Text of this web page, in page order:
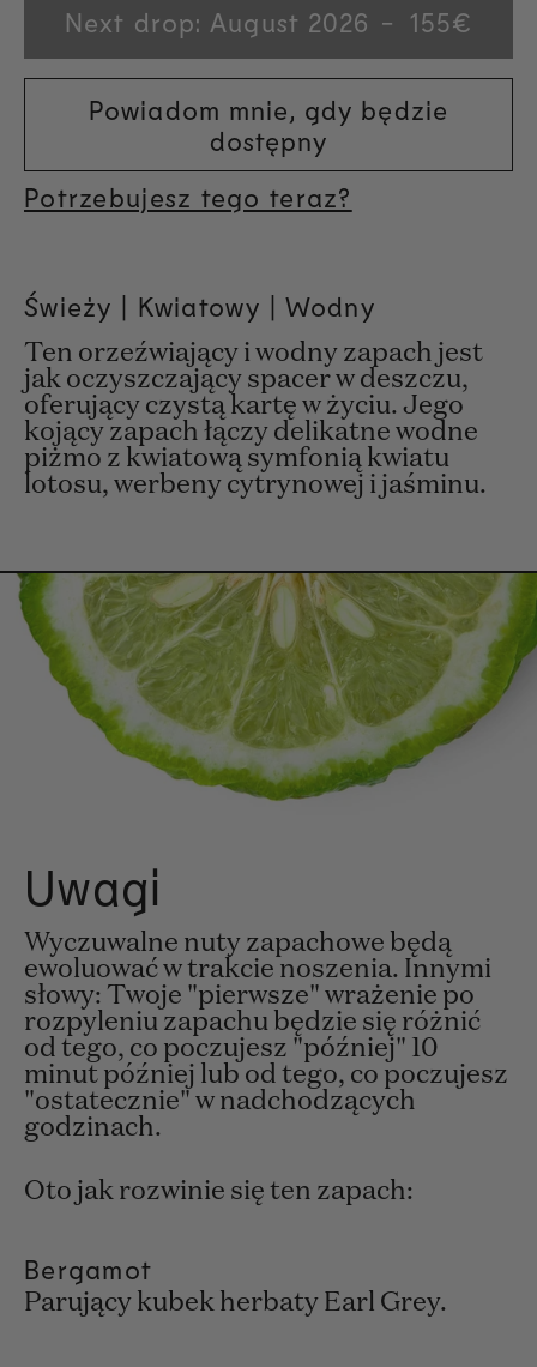
Next drop: August 2026
Regular
price
155€
Powiadom mnie, gdy będzie
dostępny
Potrzebujesz tego teraz?
Świeży | Kwiatowy | Wodny
Ten orzeźwiający i wodny zapach jest
jak oczyszczający spacer w deszczu,
oferujący czystą kartę w życiu. Jego
kojący zapach łączy delikatne wodne
piżmo z kwiatową symfonią kwiatu
lotosu, werbeny cytrynowej i jaśminu.
Uwagi
Wyczuwalne nuty zapachowe będą
ewoluować w trakcie noszenia. Innymi
słowy: Twoje "pierwsze" wrażenie po
rozpyleniu zapachu będzie się różnić
od tego, co poczujesz "później" 10
minut później lub od tego, co poczujesz
"ostatecznie" w nadchodzących
godzinach.
Oto jak rozwinie się ten zapach:
Bergamot
Parujący kubek herbaty Earl Grey.